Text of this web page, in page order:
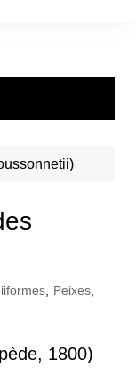
, Peixes,
1800)